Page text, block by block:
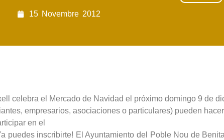
15 Novembre 2012
celebra el Mercado de Navidad el próximo domingo 9 de
empresarios, asociaciones o particulares) pueden
en el
puedes inscribirte! El Ayuntamiento del Poble Nou de